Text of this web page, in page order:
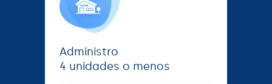
Administro
4 unidades o menos